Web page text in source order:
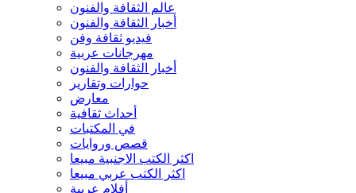
عالم الثقافة والفنون
أخبار الثقافة والفنون
فيديو ثقافة وفن
مهرجانات عربية
أخبار الثقافة والفنون
حوارات وتقارير
معارض
أحداث ثقافية
في المكتبات
قصص وروايات
اكثر الكتب الاجنبية مبيعا
اكثر الكتب عربي مبيعا
أفلام عربية